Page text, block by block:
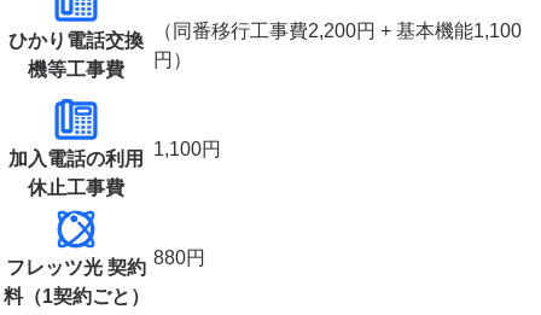
ひかり電話交換
機等工事費
（同番移行工事費2,200円 + 基本機能1,100
円）
加入電話の利用
休止工事費
1,100円
フレッツ光 契約
料（1契約ごと）
880円